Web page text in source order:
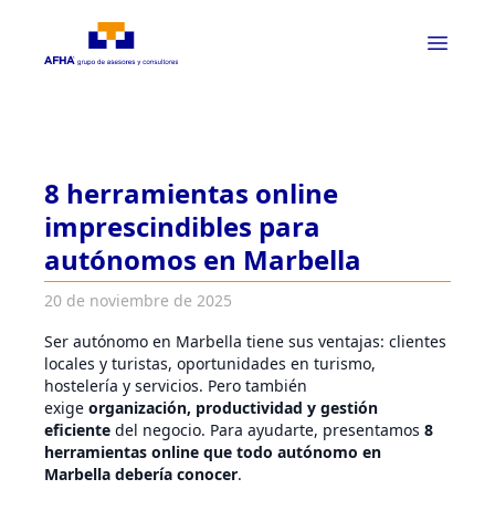
8 herramientas online
imprescindibles para
autónomos en Marbella
20 de noviembre de 2025
Ser autónomo en Marbella tiene sus ventajas: clientes
locales y turistas, oportunidades en turismo,
hostelería y servicios. Pero también
exige organización, productividad y gestión
eficiente del negocio. Para ayudarte, presentamos 8
herramientas online que todo autónomo en
Marbella debería conocer.